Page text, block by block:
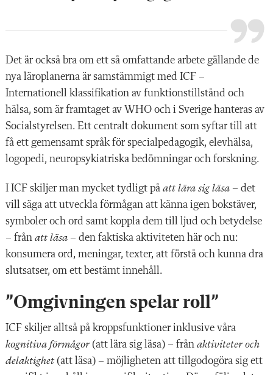
Det är också bra om ett så omfattande arbete gällande de
nya läroplanerna är samstämmigt med ICF –
Internationell klassifikation av funktionstillstånd och
hälsa, som är framtaget av WHO och i Sverige hanteras av
Socialstyrelsen. Ett centralt dokument som syftar till att
få ett gemensamt språk för specialpedagogik, elevhälsa,
logopedi, neuropsykiatriska bedömningar och forskning.
I ICF skiljer man mycket tydligt på att lära sig läsa – det
vill säga att utveckla förmågan att känna igen bokstäver,
symboler och ord samt koppla dem till ljud och betydelse
– från att läsa – den faktiska aktiviteten här och nu:
konsumera ord, meningar, texter, att förstå och kunna dra
slutsatser, om ett bestämt innehåll.
”Omgivningen spelar roll”
ICF skiljer alltså på kroppsfunktioner inklusive våra
kognitiva förmågor (att lära sig läsa) – från aktiviteter och
delaktighet (att läsa) – möjligheten att tillgodogöra sig ett